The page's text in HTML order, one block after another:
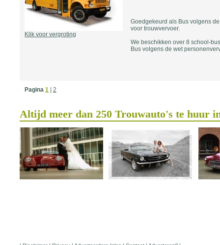
Klik voor vergroting
Goedgekeurd als Bus volgens
voor trouwvervoer.
We beschikken over 8 school-
Bus volgens de wet
Pagina 1 2
Altijd meer dan 250 Trouwauto's te huur